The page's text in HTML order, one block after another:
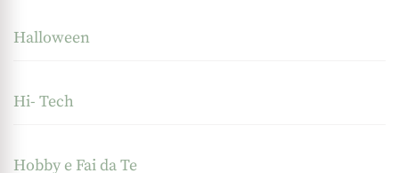
Halloween
Hi- Tech
Hobby e Fai da Te